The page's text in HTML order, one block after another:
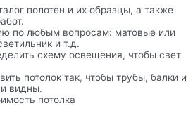
полотен и их образцы, а также
по любым вопросам: матовые или
и т.д.
схему освещения, чтобы свет
потолок так, чтобы трубы, балки и
видны.
потолка